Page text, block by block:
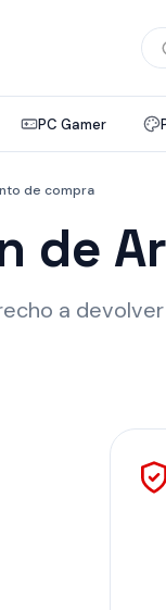
de
PC Gamer
de compra
de
a